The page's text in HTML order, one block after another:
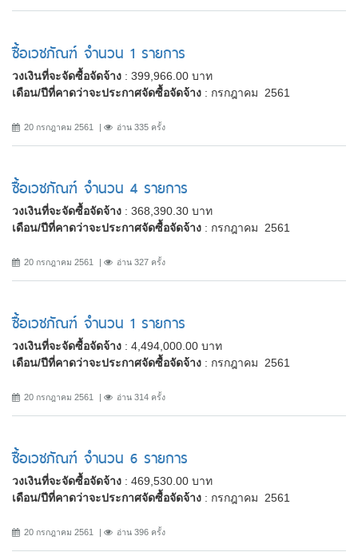
ซื้อเวชภัณฑ์ จำนวน 1 รายการ
วงเงินที่จะจัดซื้อจัดจ้าง : 399,966.00 บาท
เดือน/ปีที่คาดว่าจะประกาศจัดซื้อจัดจ้าง : กรกฎาคม 2561
20 กรกฎาคม 2561 อ่าน 335 ครั้ง
ซื้อเวชภัณฑ์ จำนวน 4 รายการ
วงเงินที่จะจัดซื้อจัดจ้าง : 368,390.30 บาท
เดือน/ปีที่คาดว่าจะประกาศจัดซื้อจัดจ้าง : กรกฎาคม 2561
20 กรกฎาคม 2561 อ่าน 327 ครั้ง
ซื้อเวชภัณฑ์ จำนวน 1 รายการ
วงเงินที่จะจัดซื้อจัดจ้าง : 4,494,000.00 บาท
เดือน/ปีที่คาดว่าจะประกาศจัดซื้อจัดจ้าง : กรกฎาคม 2561
20 กรกฎาคม 2561 อ่าน 314 ครั้ง
ซื้อเวชภัณฑ์ จำนวน 6 รายการ
วงเงินที่จะจัดซื้อจัดจ้าง : 469,530.00 บาท
เดือน/ปีที่คาดว่าจะประกาศจัดซื้อจัดจ้าง : กรกฎาคม 2561
20 กรกฎาคม 2561 อ่าน 396 ครั้ง